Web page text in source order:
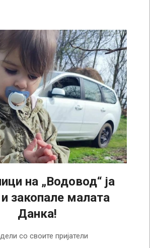
на „Водовод“ ја
закопале малата
Данка!
со своите пријатели